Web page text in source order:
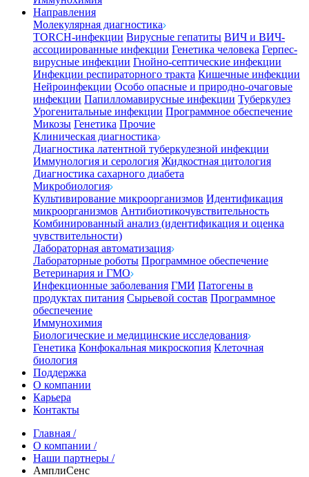
Направления
Молекулярная диагностика
TORCH-инфекции Вирусные гепатиты ВИЧ и ВИЧ-
ассоциированные инфекции Генетика человека Герпес-
вирусные инфекции Гнойно-септические инфекции
Инфекции респираторного тракта Кишечные инфекции
Нейроинфекции Особо опасные и природно-очаговые
инфекции Папилломавирусные инфекции Туберкулез
Урогенитальные инфекции Программное обеспечение
Микозы Генетика Прочие
Клиническая диагностика
Диагностика латентной туберкулезной инфекции
Иммунология и серология Жидкостная цитология
Диагностика сахарного диабета
Микробиология
Культивирование микроорганизмов Идентификация
микроорганизмов Антибиотикочувствительность
Комбинированный анализ (идентификация и оценка
чувствительности)
Лабораторная автоматизация
Лабораторные роботы Программное обеспечение
Ветеринария и ГМО
Инфекционные заболевания ГМИ Патогены в
продуктах питания Сырьевой состав Программное
обеспечение
Иммунохимия
Биологические и медицинские исследования
Генетика Конфокальная микроскопия Клеточная
биология
Поддержка
О компании
Карьера
Контакты
Главная /
О компании /
Наши партнеры /
АмплиСенс